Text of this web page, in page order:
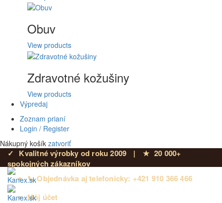
Obuv
View products
Zdravotné kožušiny
View products
Výpredaj
Zoznam prianí
Login / Register
Nákupný košík zatvoriť
✓ Kvalitné výrobky od roku 2009 | ★ 20 000+
spokojných zákazníkov
📞 Objednávka aj telefonicky: +421 910 366 466
Môj účet